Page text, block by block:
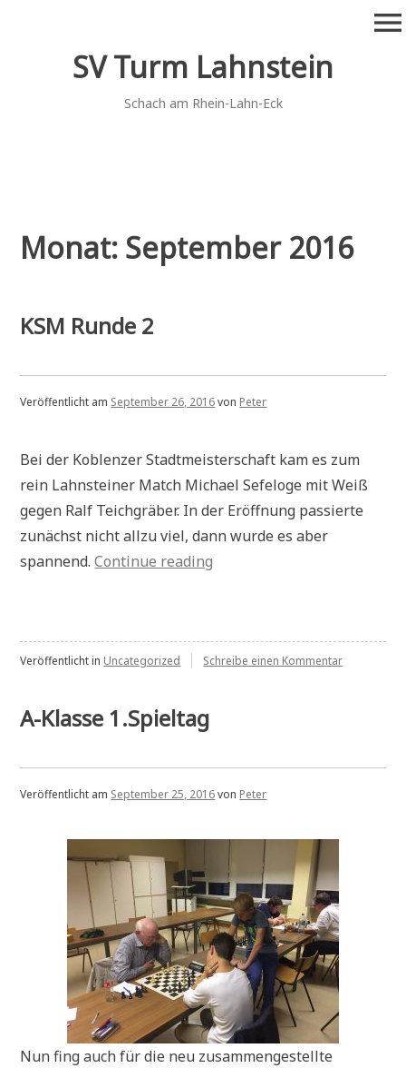
SV Turm Lahnstein
Schach am Rhein-Lahn-Eck
menu
Monat: September 2016
KSM Runde 2
Veröffentlicht am September 26, 2016von Peter
Bei der Koblenzer Stadtmeisterschaft kam es zum
rein Lahnsteiner Match Michael Sefeloge mit Weiß
gegen Ralf Teichgräber. In der Eröffnung passierte
zunächst nicht allzu viel, dann wurde es aber
spannend.Continue reading
Veröffentlicht in Uncategorized Schreibe einen Kommentarzu
A-Klasse 1.Spieltag
Veröffentlicht am September 25, 2016von Peter
Nun fing auch für die neu zusammengestellte